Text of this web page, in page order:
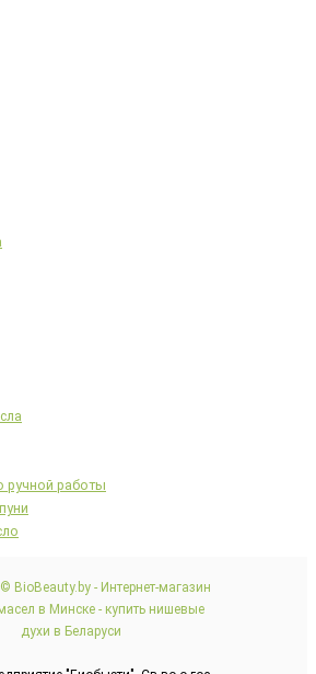
ручной работы
BioBeauty.by - Интернет-магазин
в Минске - купить нишевые
духи в Беларуси